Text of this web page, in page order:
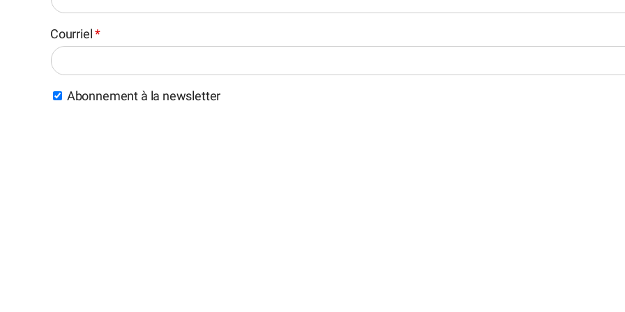
Courriel*
Abonnement à la newsletter